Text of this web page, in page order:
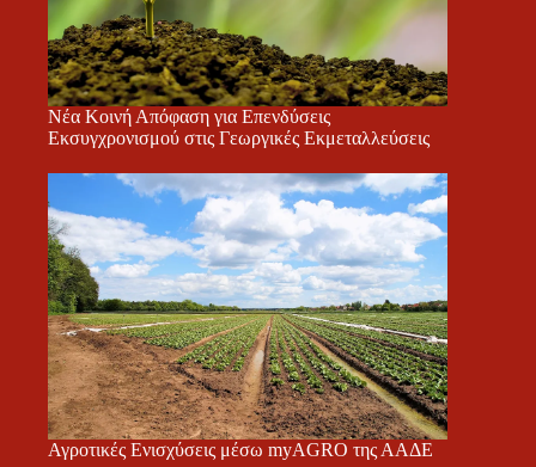
Νέα Κοινή Απόφαση για Επενδύσεις
Εκσυγχρονισμού στις Γεωργικές Εκμεταλλεύσεις
Αγροτικές Ενισχύσεις μέσω myAGRO της ΑΑΔΕ